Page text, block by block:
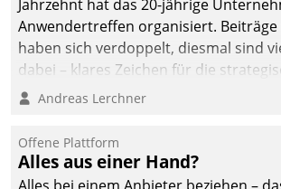
Jahrzehnt hat das 20-jährige
Anwendertreffen organisiert.
haben sich verdoppelt, diesmal sind
dabei – klares Zeichen für die
Fokussierung auf den Kunden.
Andreas Lerchner
Offene Plattform
Alles aus einer Hand?